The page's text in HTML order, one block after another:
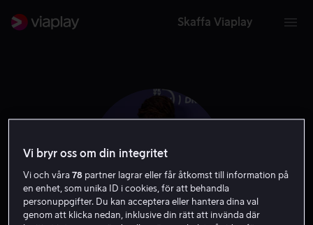
Skaffa Viaplay
Vi bryr oss om din integritet
Vi och våra78 partner lagrar eller får åtkomst till information på
en enhet, som unika ID i cookies, för att behandla
personuppgifter. Du kan acceptera eller hantera dina val
genom att klicka nedan, inklusive din rätt att invända där